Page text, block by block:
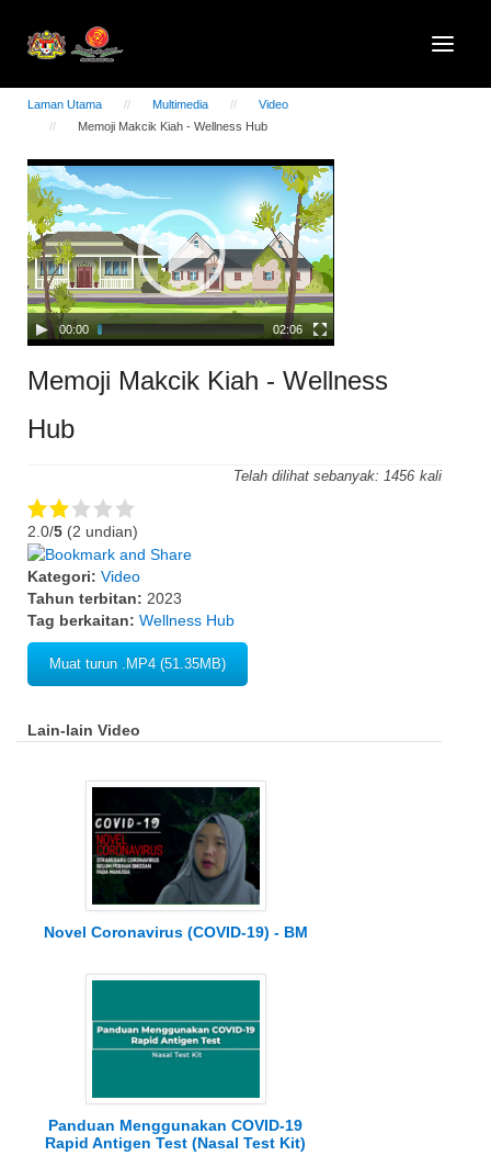
Laman Utama Multimedia
Video
Memoji Makcik Kiah - Wellness Hub
Video
Player
00:00 02:06
Memoji Makcik Kiah - Wellness
Hub
Telah dilihat sebanyak: 1456
2.0/5 (2 undian)
Kategori: Video
Tahun terbitan: 2023
Tag berkaitan: Wellness Hub
Muat turun .MP4 (51.35MB)
Lain-lain Video
Novel Coronavirus (COVID-19) - BM
Panduan Menggunakan COVID-19
Rapid Antigen Test (Nasal Test Kit)